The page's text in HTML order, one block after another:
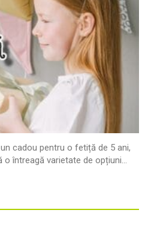
cadou pentru o fetiță de 5 ani,
întreagă varietate de opțiuni...